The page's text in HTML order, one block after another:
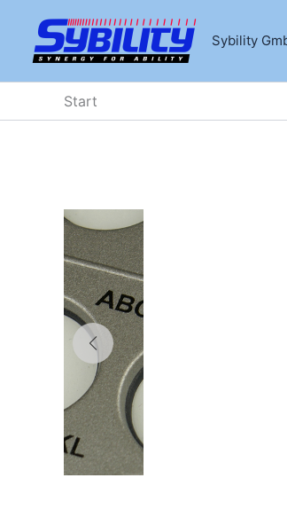
springen
Sybility
Start